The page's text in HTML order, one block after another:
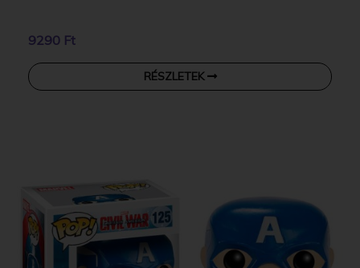
9290 Ft
RÉSZLETEK